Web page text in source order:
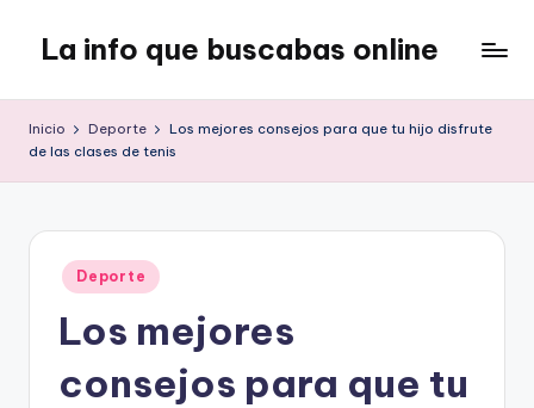
contenido
La info que buscabas online
para
Inicio Deporte
Los mejores consejos para que tu hijo disfrute
de las clases de tenis
Publicado
en
Deporte
Los mejores
consejos para que tu